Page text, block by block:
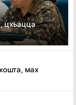
цхьацца
мах